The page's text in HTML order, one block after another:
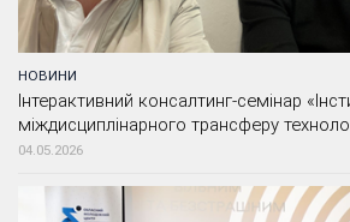
НОВИНИ
Інтерактивний консалтинг-семінар
міждисциплінарного трансферу
04.05.2026